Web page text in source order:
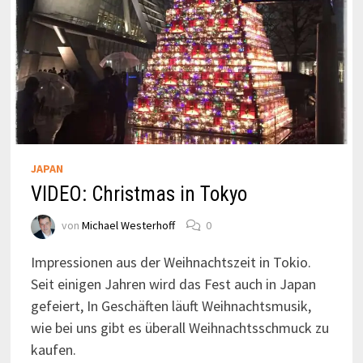
JAPAN
VIDEO: Christmas in Tokyo
von Michael Westerhoff 0
Impressionen aus der Weihnachtszeit in Tokio.
Seit einigen Jahren wird das Fest auch in Japan
gefeiert, In Geschäften läuft Weihnachtsmusik,
wie bei uns gibt es überall Weihnachtsschmuck zu
kaufen.